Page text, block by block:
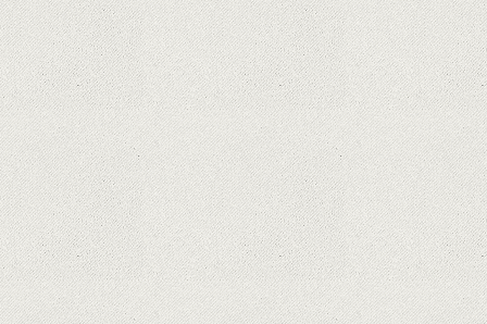
From The Legend Of Korra’s Studio MIR
Supreme Court rules in favor of Google in Oracle
Java fight
Rumor: Google applications can no longer be
installed on Huawei terminals with Kirin
processors
Huawei P50 is getting a possible launch date and